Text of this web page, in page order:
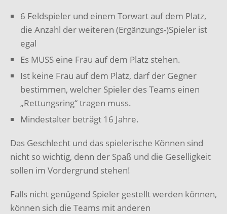
6 Feldspieler und einem Torwart auf dem Platz,
die Anzahl der weiteren (Ergänzungs-)Spieler ist
egal
Es MUSS eine Frau auf dem Platz stehen.
Ist keine Frau auf dem Platz, darf der Gegner
bestimmen, welcher Spieler des Teams einen
„Rettungsring“ tragen muss.
Mindestalter beträgt 16 Jahre.
Das Geschlecht und das spielerische Können sind
nicht so wichtig, denn der Spaß und die Geselligkeit
sollen im Vordergrund stehen!
Falls nicht genügend Spieler gestellt werden können,
können sich die Teams mit anderen